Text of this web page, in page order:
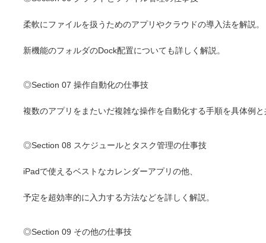
柔軟にファイルを扱うためのアプリやクラウドの導入法を解説。
新機能のフォルダのDock配置についても詳しく解説。
◎Section 07 操作自動化の仕事技
複数のアプリをまたいだ複雑な操作を自動化する手順を具体例と
◎Section 08 スケジュールとタスク管理の仕事技
iPadで使えるベストなカレンダーアプリの他、
予定を超効率的に入力する方法などを詳しく解説。
◎Section 09 その他の仕事技